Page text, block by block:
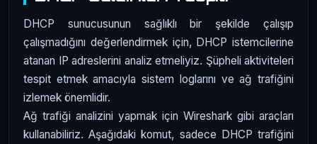
DHCP sunucusunun sağlıklı bir şekilde çalışıp
çalışmadığını değerlendirmek için, DHCP istemcilerine
atanan IP adreslerini analiz etmeliyiz. Şüpheli aktiviteleri
tespit etmek amacıyla sistem loglarını ve ağ trafiğini
izlemek önemlidir.
Ağ trafiği analizini yapmak için Wireshark gibi araçları
kullanabiliriz. Aşağıdaki komut, sadece DHCP trafiğini